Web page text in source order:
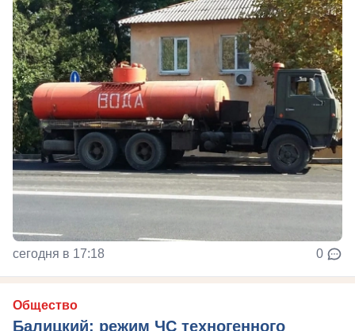
сегодня в 17:18 0
Общество
Балицкий: режим ЧС техногенного